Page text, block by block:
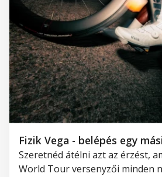
Fizik Vega - belépés egy
Szeretnéd átélni azt az érzést,
World Tour versenyzői minden